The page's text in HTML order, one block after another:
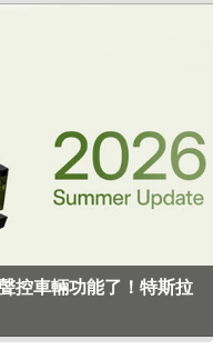
控車輛功能了！特斯拉